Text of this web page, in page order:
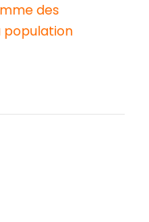
des
population